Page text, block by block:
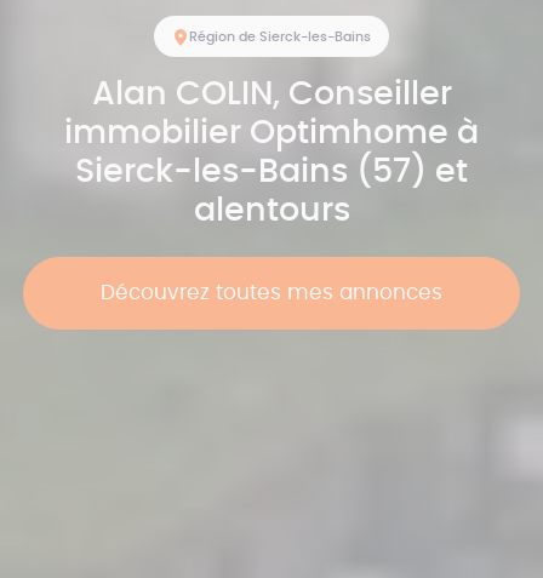
Région de Sierck-les-Bains
Alan COLIN , Conseiller
immobilier Optimhome à
Sierck-les-Bains (57) et
alentours
Découvrez toutes mes annonces